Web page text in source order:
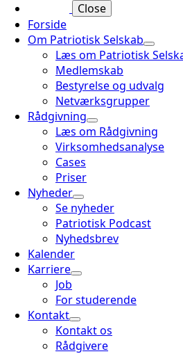
Close
Forside
Om Patriotisk Selskab
Læs om Patriotisk
Medlemskab
Bestyrelse og udvalg
Netværksgrupper
Rådgivning
Læs om Rådgivning
Virksomhedsanalyse
Cases
Priser
Nyheder
Se nyheder
Patriotisk Podcast
Nyhedsbrev
Kalender
Karriere
Job
For studerende
Kontakt
Kontakt os
Rådgivere